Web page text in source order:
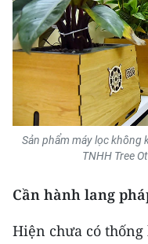
Sản phẩm máy lọc không
TNHH Tree
Cần hành lang
Hiện chưa có thống